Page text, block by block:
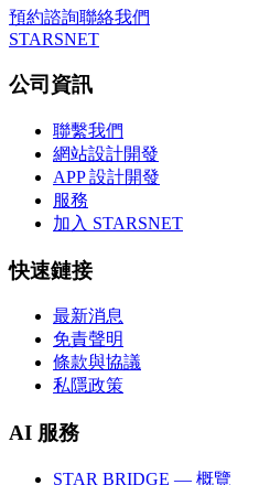
預約諮詢聯絡我們
STARSNET
公司資訊
聯繫我們
網站設計開發
APP 設計開發
服務
加入 STARSNET
快速鏈接
最新消息
免責聲明
條款與協議
私隱政策
AI 服務
STAR BRIDGE — 概覽